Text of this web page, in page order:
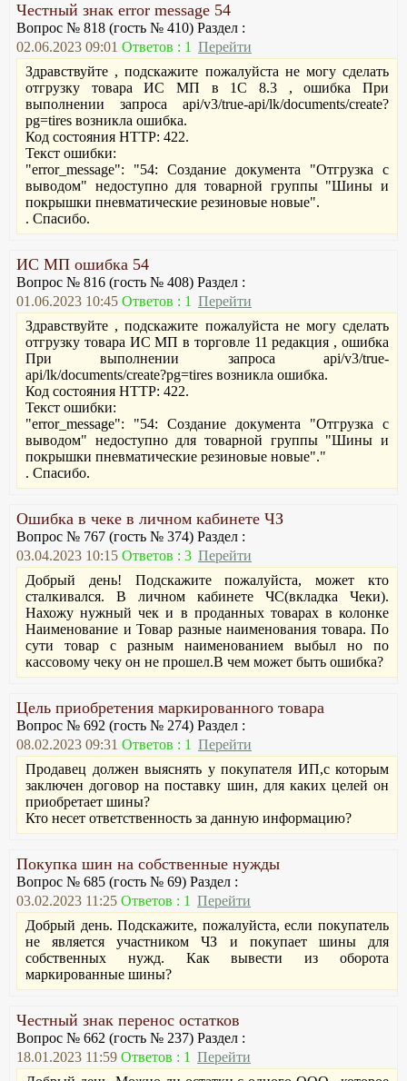
Честный знак error message 54
Вопрос № 818 (гость № 410) Раздел :
02.06.2023 09:01 Ответов : 1 Перейти
Здравствуйте , подскажите пожалуйста не могу сделать
отгрузку товара ИС МП в 1С 8.3 , ошибка При
выполнении запроса api/v3/true-api/lk/documents/create?
pg=tires возникла ошибка.
Код состояния HTTP: 422.
Текст ошибки:
"error_message": "54: Создание документа "Отгрузка с
выводом" недоступно для товарной группы "Шины и
покрышки пневматические резиновые новые".
. Спасибо.
ИС МП ошибка 54
Вопрос № 816 (гость № 408) Раздел :
01.06.2023 10:45 Ответов : 1 Перейти
Здравствуйте , подскажите пожалуйста не могу сделать
отгрузку товара ИС МП в торговле 11 редакция , ошибка
При выполнении запроса api/v3/true-
api/lk/documents/create?pg=tires возникла ошибка.
Код состояния HTTP: 422.
Текст ошибки:
"error_message": "54: Создание документа "Отгрузка с
выводом" недоступно для товарной группы "Шины и
покрышки пневматические резиновые новые"."
. Спасибо.
Ошибка в чеке в личном кабинете ЧЗ
Вопрос № 767 (гость № 374) Раздел :
03.04.2023 10:15 Ответов : 3 Перейти
Добрый день! Подскажите пожалуйста, может кто
сталкивался. В личном кабинете ЧС(вкладка Чеки).
Нахожу нужный чек и в проданных товарах в колонке
Наименование и Товар разные наименования товара. По
сути товар с разным наименованием выбыл но по
кассовому чеку он не прошел.В чем может быть ошибка?
Цель приобретения маркированного товара
Вопрос № 692 (гость № 274) Раздел :
08.02.2023 09:31 Ответов : 1 Перейти
Продавец должен выяснять у покупателя ИП,с которым
заключен договор на поставку шин, для каких целей он
приобретает шины?
Кто несет ответственность за данную информацию?
Покупка шин на собственные нужды
Вопрос № 685 (гость № 69) Раздел :
03.02.2023 11:25 Ответов : 1 Перейти
Добрый день. Подскажите, пожалуйста, если покупатель
не является участником ЧЗ и покупает шины для
собственных нужд. Как вывести из оборота
маркированные шины?
Честный знак перенос остатков
Вопрос № 662 (гость № 237) Раздел :
18.01.2023 11:59 Ответов : 1 Перейти